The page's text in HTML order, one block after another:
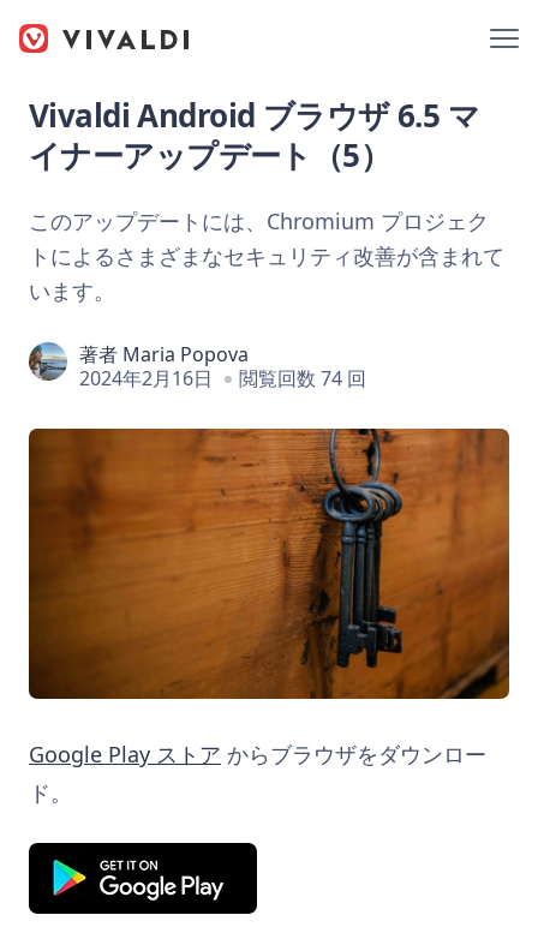
Vivaldi Android ブラウザ 6.5 マ
イナーアップデート（5）
このアップデートには、Chromium プロジェク
トによるさまざまなセキュリティ改善が含まれて
います。
著者 Maria Popova
2024年2月16日
閲覧回数 74 回
Google Play ストア からブラウザをダウンロー
ド。